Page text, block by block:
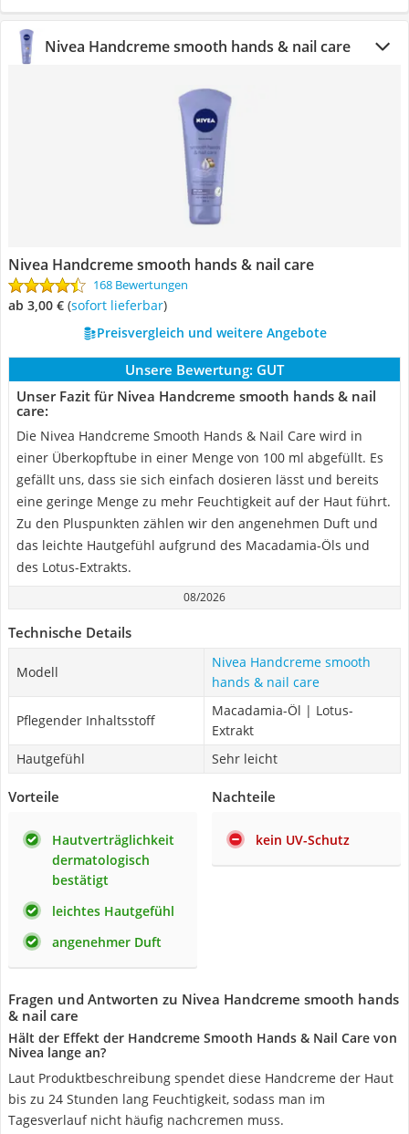
Nivea Handcreme smooth hands & nail care
Nivea Handcreme smooth hands & nail care
168 Bewertungen
ab 3,00 € ( Sofort lieferbar)
Preisvergleich und weitere Angebote
Unsere Bewertung: GUT
Unser Fazit für Nivea Handcreme smooth hands & nail
care:
Die Nivea Handcreme Smooth Hands & Nail Care wird in
einer Überkopftube in einer Menge von 100 ml abgefüllt. Es
gefällt uns, dass sie sich einfach dosieren lässt und bereits
eine geringe Menge zu mehr Feuchtigkeit auf der Haut führt.
Zu den Pluspunkten zählen wir den angenehmen Duft und
das leichte Hautgefühl aufgrund des Macadamia-Öls und
des Lotus-Extrakts.
08/2026
Technische Details
Modell
Nivea Handcreme smooth
hands & nail care
Pflegender Inhaltsstoff
Macadamia-Öl | Lotus-
Extrakt
Hautgefühl
Sehr leicht
Vorteile
Hautverträglichkeit
dermatologisch
bestätigt
leichtes Hautgefühl
angenehmer Duft
Nachteile
kein UV-Schutz
Fragen und Antworten zu Nivea Handcreme smooth hands
& nail care
Hält der Effekt der Handcreme Smooth Hands & Nail Care von
Nivea lange an?
Laut Produktbeschreibung spendet diese Handcreme der Haut
bis zu 24 Stunden lang Feuchtigkeit, sodass man im
Tagesverlauf nicht häufig nachcremen muss.